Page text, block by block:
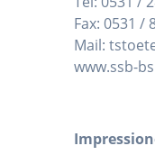
Fax: 0531 /
Mail:
www.ssb-